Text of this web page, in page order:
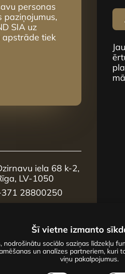
Šī vietne izmanto
sociālo saziņas līdzekļu
un analīzes partneriem,
viņu pakalpojumus.
personas
paziņojumus,
SIA uz
tiek
iela 68 k-2,
LV-1050
28800250